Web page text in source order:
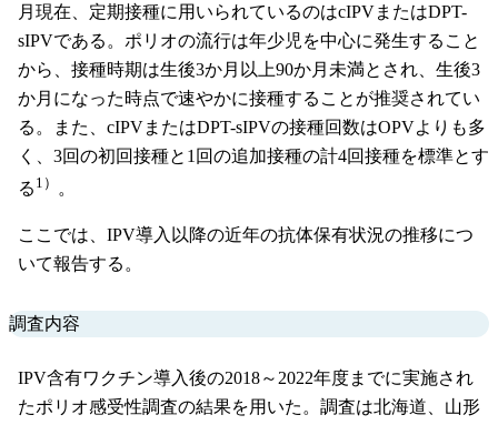
月現在、定期接種に用いられているのはcIPVまたはDPT-
sIPVである。ポリオの流行は年少児を中心に発生すること
から、接種時期は生後3か月以上90か月未満とされ、生後3
か月になった時点で速やかに接種することが推奨されてい
る。また、cIPVまたはDPT-sIPVの接種回数はOPVよりも多
く、3回の初回接種と1回の追加接種の計4回接種を標準とす
る 1） 。
ここでは、IPV導入以降の近年の抗体保有状況の推移につ
いて報告する。
調査内容
IPV含有ワクチン導入後の2018～2022年度までに実施され
たポリオ感受性調査の結果を用いた。調査は北海道、山形